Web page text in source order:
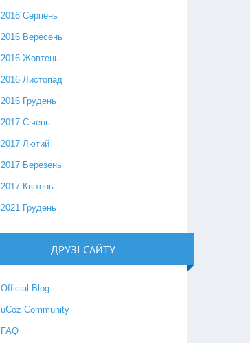
2016 Серпень
2016 Вересень
2016 Жовтень
2016 Листопад
2016 Грудень
2017 Січень
2017 Лютий
2017 Березень
2017 Квітень
2021 Грудень
ДРУЗІ САЙТУ
Official Blog
uCoz Community
FAQ